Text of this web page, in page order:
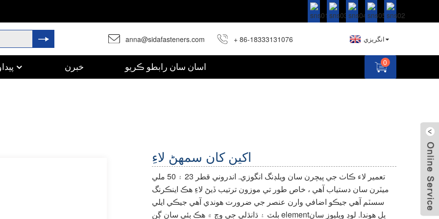
anna@sidafasteners.com + 86-18333131076 انگريزي
خبرن اسان سان رابطو ڪريو 0
اکين کان سمهڻ لاءِ
تعمير لاء ڪاٺ جي پيچرن سان ويلڊنگ انگوزي. اندروني قطر 23 ۽ 50 ملي
ميٽرن سان دستياب آهي ، خاص طور تي موزون ترتيب ڏيڻ لاءِ هڪ اينڪرنگ
سسٽم آهي جيڪو اضافي وارن عنصر جي ضرورت هوندي آهي جيڪي ايلي
بلٽ ۽ ڌانڌلي جي وچ ۾ هڪ ٻئي سان ڳن elementيل هوندا. لوڊ ويليوز سان